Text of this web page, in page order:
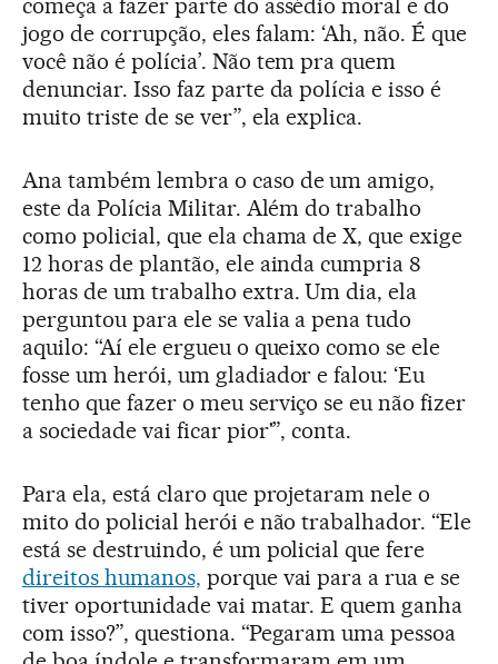
começa a fazer parte do assédio moral e do
jogo de corrupção, eles falam: ‘Ah, não. É que
você não é polícia’. Não tem pra quem
denunciar. Isso faz parte da polícia e isso é
muito triste de se ver”, ela explica.
Ana também lembra o caso de um amigo,
este da Polícia Militar. Além do trabalho
como policial, que ela chama de X, que exige
12 horas de plantão, ele ainda cumpria 8
horas de um trabalho extra. Um dia, ela
perguntou para ele se valia a pena tudo
aquilo: “Aí ele ergueu o queixo como se ele
fosse um herói, um gladiador e falou: ‘Eu
tenho que fazer o meu serviço se eu não fizer
a sociedade vai ficar pior'”, conta.
Para ela, está claro que projetaram nele o
mito do policial herói e não trabalhador. “Ele
está se destruindo, é um policial que fere
direitos humanos, porque vai para a rua e se
tiver oportunidade vai matar. E quem ganha
com isso?”, questiona. “Pegaram uma pessoa